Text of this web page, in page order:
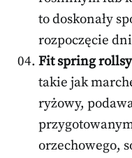
to doskonały
rozpoczęcie
Fit spring rollsy
takie jak
ryżowy,
orzechowego,